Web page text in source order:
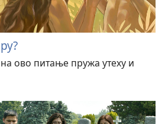
ово питање пружа утеху и